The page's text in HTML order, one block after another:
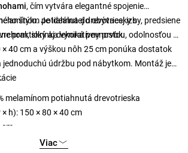
, čím vytvára elegantné spojenie
štýlu. Je ideálna do obývacej izby, predsiene
praktický aj dekoratívny prvok.
potiahnutej drevotriesky s
skrinka vyniká pevnosťou, odolnosťou a
× 40 cm a výškou nôh 25 cm ponúka dostatok
jednoduchú údržbu pod nábytkom. Montáž je
melamínom potiahnutá drevotrieska
h): 150 × 80 × 40 cm
cm
Viac